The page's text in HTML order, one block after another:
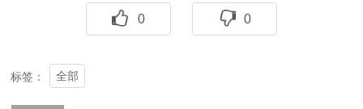
0 0
标签： 全部